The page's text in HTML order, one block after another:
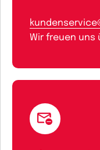
Wir freuen uns